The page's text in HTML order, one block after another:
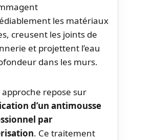
les matériaux
creusent les joints de
et projettent l’eau
dans les murs.
repose sur
d’un antimousse
par
. Ce traitement